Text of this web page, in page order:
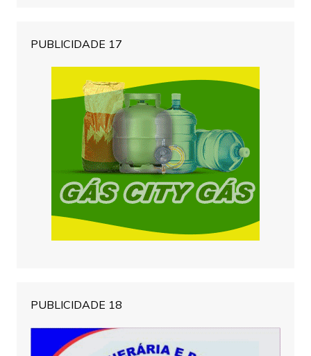
PUBLICIDADE 17
PUBLICIDADE 18